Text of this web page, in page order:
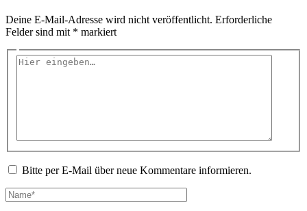
Deine E-Mail-Adresse wird nicht veröffentlicht. Erforderliche
Felder sind mit * markiert
Hier
Bitte per E-Mail über neue Kommentare informieren.
Name*